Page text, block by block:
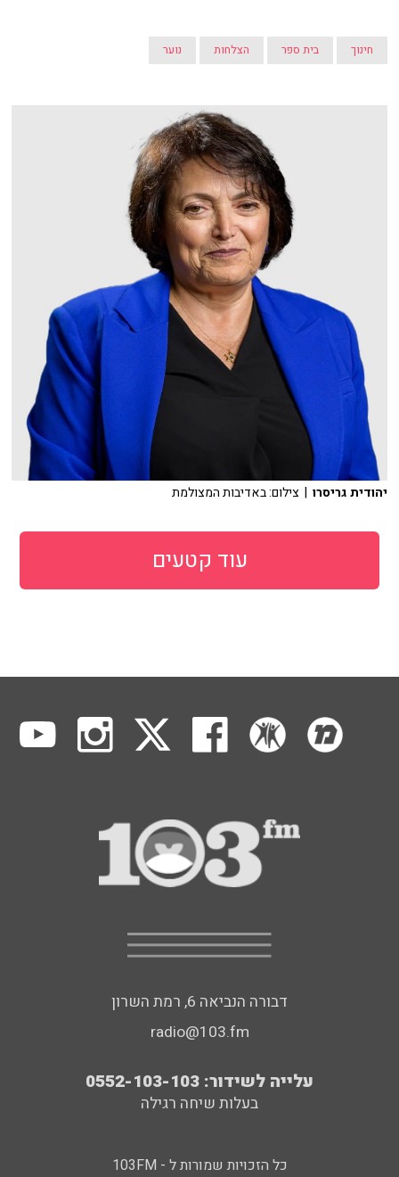
חינוך בית ספר הצלחות נוער
יהודית גריסרו | צילום: באדיבות המצולמת
עוד קטעים
דבורה הנביאה 6, רמת השרון
radio@103.fm
עלייה לשידור: 0552-103-103
בעלות שיחה רגילה
כל הזכויות שמורות ל - 103FM